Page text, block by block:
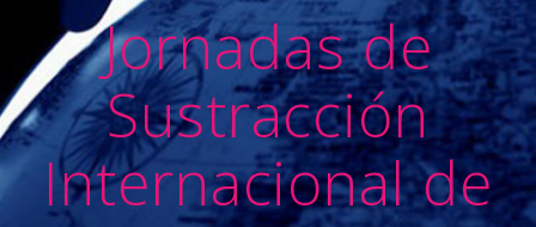
Jornadas de
Sustracción
Internacional de